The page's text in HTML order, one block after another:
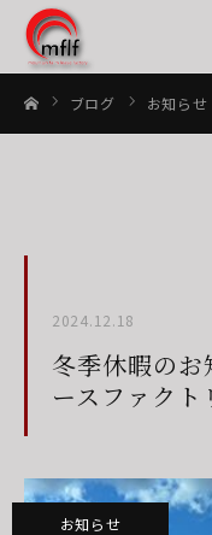
ブログ お知らせ
2024.12.18
冬季休暇のお
ースファク
お知らせ